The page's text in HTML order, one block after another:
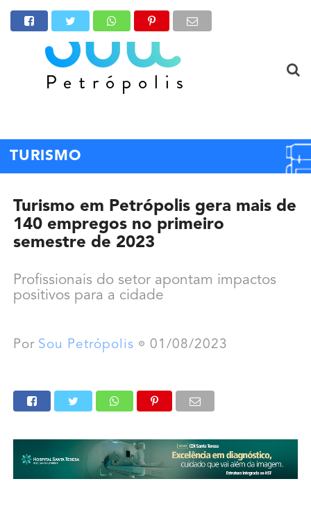
TURISMO
Turismo em Petrópolis gera mais de
140 empregos no primeiro
semestre de 2023
Profissionais do setor apontam impactos
positivos para a cidade
Por Sou Petrópolis 01/08/2023